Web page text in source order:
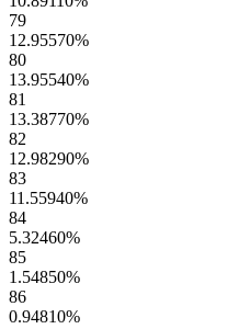
79
12.95570%
80
13.95540%
81
13.38770%
82
12.98290%
83
11.55940%
84
5.32460%
85
1.54850%
86
0.94810%